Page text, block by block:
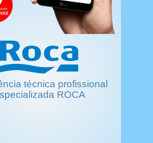
técnica profissional
ROCA